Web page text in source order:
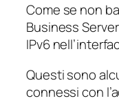
Come se non
Business
IPv6
Questi sono
connessi con